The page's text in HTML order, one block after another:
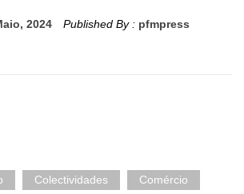
2024 Published By : pfmpress
Colectividades
Comércio